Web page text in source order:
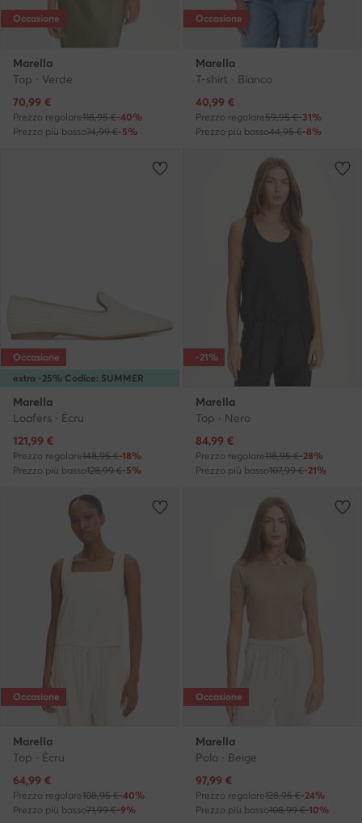
Occasione
Marella
Top · Verde
Prezzo attuale
70,99 €
Prezzo regolare118,95 €-40%
Prezzo più basso74,99 €-5%
Occasione
Marella
T-shirt · Bianco
Prezzo attuale
40,99 €
Prezzo regolare59,95 €-31%
Prezzo più basso44,95 €-8%
extra -25% Codice: SUMMER
Occasione
Marella
Loafers · Écru
Prezzo attuale
121,99 €
Prezzo regolare148,95 €-18%
Prezzo più basso128,99 €-5%
-21%
Marella
Top · Nero
Prezzo attuale
84,99 €
Prezzo regolare118,95 €-28%
Prezzo più basso107,99 €-21%
Occasione
Marella
Top · Écru
Prezzo attuale
64,99 €
Prezzo regolare108,95 €-40%
Prezzo più basso71,99 €-9%
Occasione
Marella
Polo · Beige
Prezzo attuale
97,99 €
Prezzo regolare128,95 €-24%
Prezzo più basso108,99 €-10%